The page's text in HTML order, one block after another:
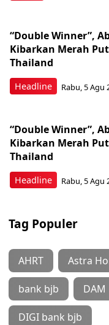
Headline
“Double Winner”,
Kibarkan Merah
Thailand
Rabu, 5 Agu
Headline
“Double Winner”,
Kibarkan Merah
Thailand
Rabu, 5 Agu
Tag Populer
AHRT Astra
bank bjb DAM
DIGI bank bjb